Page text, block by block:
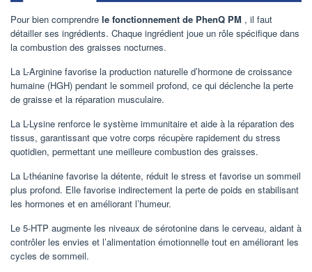
Pour bien comprendre le fonctionnement de PhenQ PM , il faut
détailler ses ingrédients. Chaque ingrédient joue un rôle spécifique dans
la combustion des graisses nocturnes.
La L-Arginine favorise la production naturelle d’hormone de croissance
humaine (HGH) pendant le sommeil profond, ce qui déclenche la perte
de graisse et la réparation musculaire.
La L-Lysine renforce le système immunitaire et aide à la réparation des
tissus, garantissant que votre corps récupère rapidement du stress
quotidien, permettant une meilleure combustion des graisses.
La L-théanine favorise la détente, réduit le stress et favorise un sommeil
plus profond. Elle favorise indirectement la perte de poids en stabilisant
les hormones et en améliorant l’humeur.
Le 5-HTP augmente les niveaux de sérotonine dans le cerveau, aidant à
contrôler les envies et l’alimentation émotionnelle tout en améliorant les
cycles de sommeil.